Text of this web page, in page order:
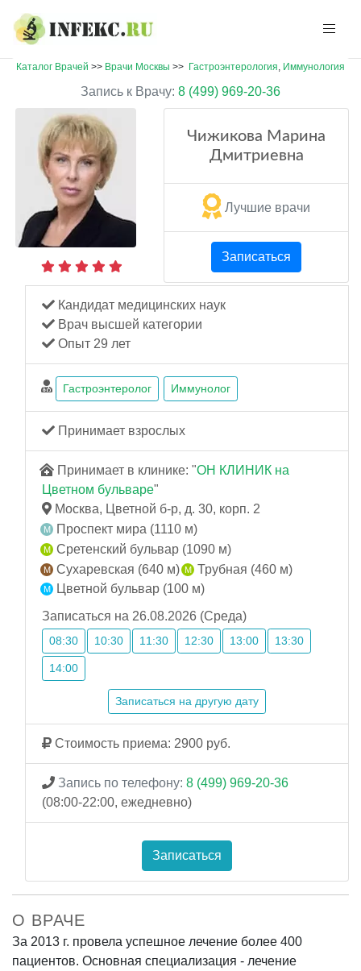
Каталог Врачей >> Врачи Москвы >> Гастроэнтерология, Иммунология
Запись к Врачу: 8 (499) 969-20-36
Чижикова Марина
Дмитриевна
Лучшие врачи
Записаться
Кандидат медицинских наук
Врач высшей категории
Опыт 29 лет
Гастроэнтеролог Иммунолог
Принимает взрослых
Принимает в клинике: "ОН КЛИНИК на
Цветном бульваре"
Москва, Цветной б-р, д. 30, корп. 2
Проспект мира (1110 м)
Сретенский бульвар (1090 м)
Сухаревская (640 м)
Трубная (460 м)
Цветной бульвар (100 м)
Записаться на 26.08.2026 (Среда)
08:30 10:30 11:30 12:30 13:00 13:30
14:00
Записаться на другую дату
Стоимость приема: 2900 руб.
Запись по телефону: 8 (499) 969-20-36
(08:00-22:00, ежедневно)
Записаться
О ВРАЧЕ
За 2013 г. провела успешное лечение более 400
пациентов. Основная специализация - лечение